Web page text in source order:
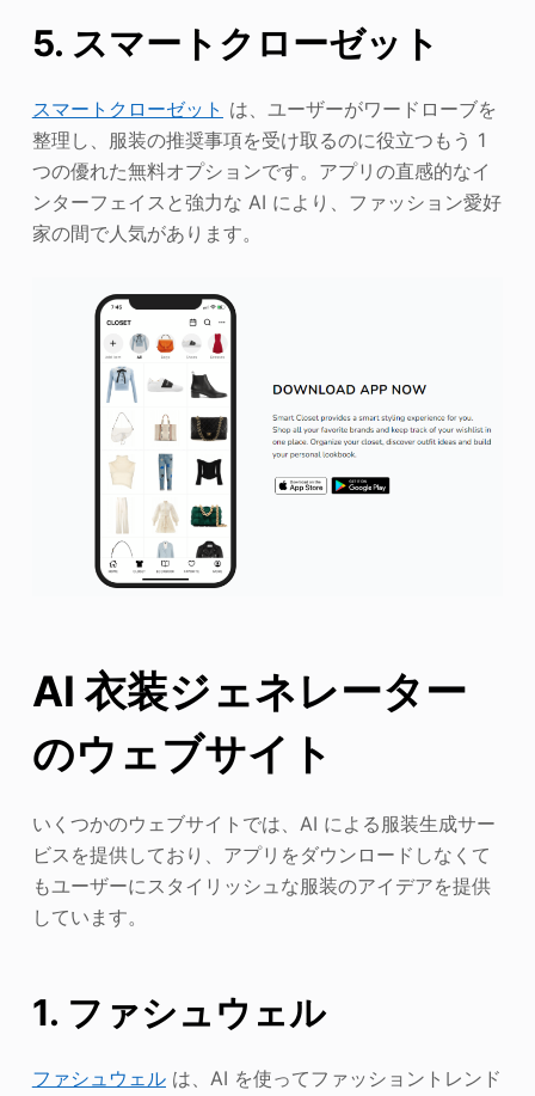
5. スマートクローゼット
スマートクローゼット は、ユーザーがワードローブを
整理し、服装の推奨事項を受け取るのに役立つもう 1
つの優れた無料オプションです。アプリの直感的なイ
ンターフェイスと強力な AI により、ファッション愛好
家の間で人気があります。
AI 衣装ジェネレーター
のウェブサイト
いくつかのウェブサイトでは、AI による服装生成サー
ビスを提供しており、アプリをダウンロードしなくて
もユーザーにスタイリッシュな服装のアイデアを提供
しています。
1. ファシュウェル
ファシュウェルは、AI を使ってファッショントレンド